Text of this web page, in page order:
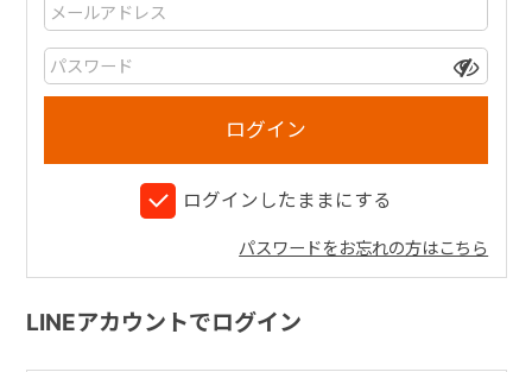
ログインしたままにする
パスワードをお忘れの方はこちら
LINEアカウントでログイン